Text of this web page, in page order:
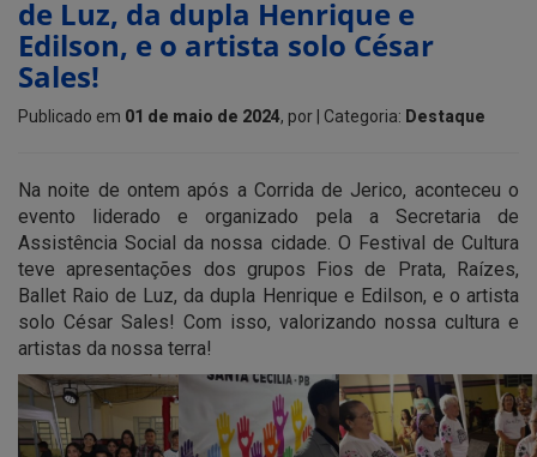
de Luz, da dupla Henrique e
Edilson, e o artista solo César
Sales!
Publicado em 01 de maio de 2024, por | Categoria: Destaque
Na noite de ontem após a Corrida de Jerico, aconteceu o
evento liderado e organizado pela a Secretaria de
Assistência Social da nossa cidade. O Festival de Cultura
teve apresentações dos grupos Fios de Prata, Raízes,
Ballet Raio de Luz, da dupla Henrique e Edilson, e o artista
solo César Sales! Com isso, valorizando nossa cultura e
artistas da nossa terra!